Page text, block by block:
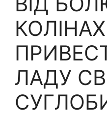
КОЛІНАХ
ЛАДУ